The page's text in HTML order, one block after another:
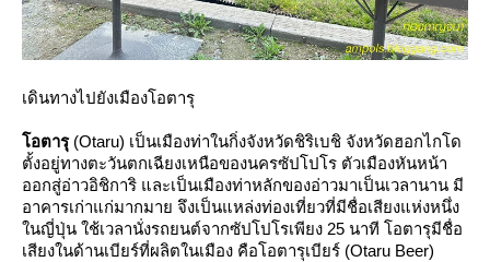
เดินทางไปยังเมืองโอตารุ
อตารุ(Otaru) เป็นเมืองท่าในกิ่งจังหวัดชิริเบชิ จังหวัดฮอกไกโด
ตั้งอยู่ทางตะวันตกเฉียงเหนือของนครซัปโปโร ตัวเมืองหันหน้า
ออกสู่อ่าวอิชิการิ และเป็นเมืองท่าหลักของอ่าวมาเป็นเวลานาน มี
อาคารเก่าแก่มากมาย จึงเป็นแหล่งท่องเที่ยวที่มีชื่อเสียงแห่งหนึ่ง
นญี่ปุ่น ใช้เวลานั่งรถยนต์จากซัปโปโรเพียง 25 นาที โอตารุมีชื่อ
เสียงในด้านเบียร์ที่ผลิตในเมือง คือโอตารุเบียร์ (Otaru Beer)